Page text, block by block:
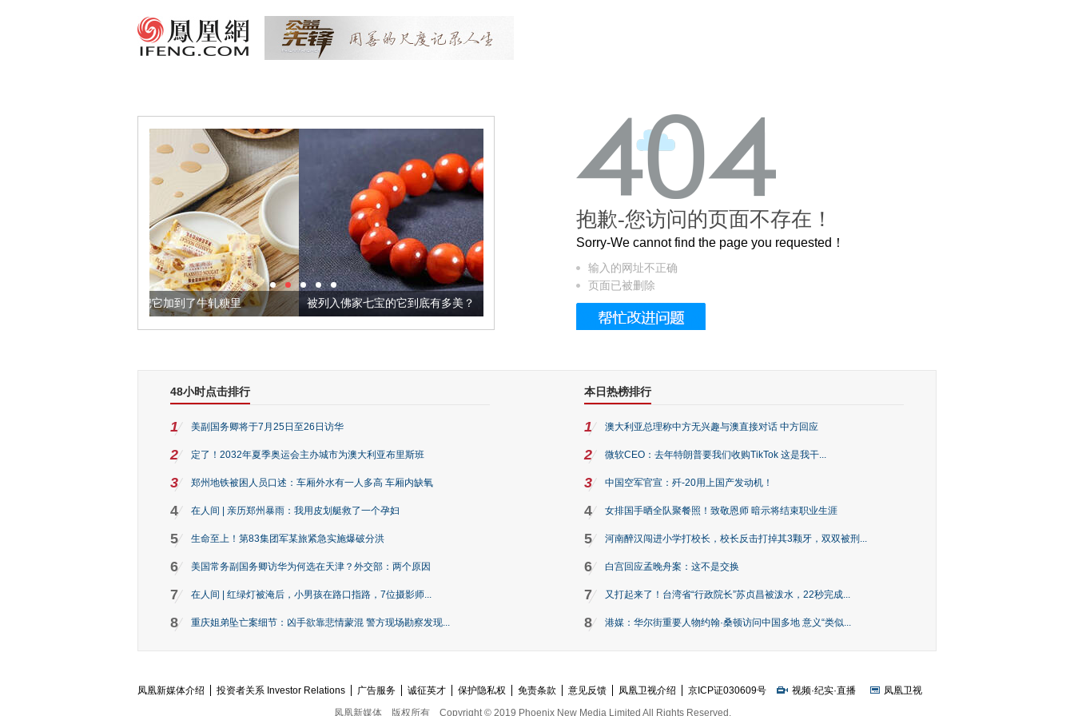
麻籽，我们把它加到了牛轧糖里 被列入佛家七宝的它到底有多美？ 这个3.2米的长卷，还原了600岁的紫禁城
抱歉-您访问的页面不存在！
Sorry-We cannot find the page you requested！
输入的网址不正确
页面已被删除
48小时点击排行
1 美副国务卿将于7月25日至26日访华
2 定了！2032年夏季奥运会主办城市为澳大利亚布里斯班
3 郑州地铁被困人员口述：车厢外水有一人多高 车厢内缺氧
4 在人间 | 亲历郑州暴雨：我用皮划艇救了一个孕妇
5 生命至上！第83集团军某旅紧急实施爆破分洪
6 美国常务副国务卿访华为何选在天津？外交部：两个原因
7 在人间 | 红绿灯被淹后，小男孩在路口指路，7位摄影师...
8 重庆姐弟坠亡案细节：凶手欲靠悲情蒙混 警方现场勘察发现...
本日热榜排行
1 澳大利亚总理称中方无兴趣与澳直接对话 中方回应
2 微软CEO：去年特朗普要我们收购TikTok 这是我干...
3 中国空军官宣：歼-20用上国产发动机！
4 女排国手晒全队聚餐照！致敬恩师 暗示将结束职业生涯
5 河南醉汉闯进小学打校长，校长反击打掉其3颗牙，双双被刑...
6 白宫回应孟晚舟案：这不是交换
7 又打起来了！台湾省“行政院长”苏贞昌被泼水，22秒完成...
8 港媒：华尔街重要人物约翰·桑顿访问中国多地 意义“类似...
凤凰新媒体介绍 投资者关系 Investor Relations 广告服务 诚征英才 保护隐私权 免责条款 意见反馈 凤凰卫视介绍 京ICP证030609号 视频·纪实·直播
凤凰卫视
凤凰新媒体
版权所有 Copyright © 2019 Phoenix New Media Limited All Rights Reserved.